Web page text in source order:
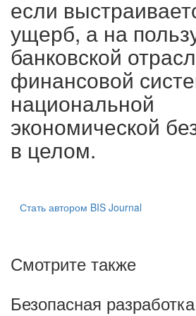
если
ущерб, а на
банковской
финансовой
национальной
экономической
в целом.
Стать автором BIS Journal
Смотрите также
Безопасная разработка